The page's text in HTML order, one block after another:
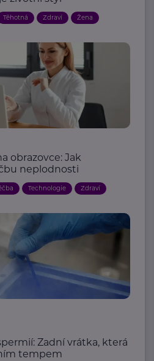
Těhotná Zdraví Žena
obrazovce: Jak
neplodnosti
Technologie Zdraví
Zadní vrátka, která
tempem